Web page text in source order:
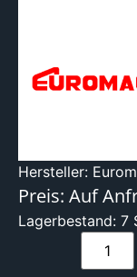
Hersteller:
Preis: Auf
Lagerbestand: 7